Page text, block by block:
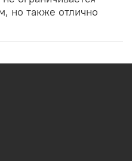
но также отлично